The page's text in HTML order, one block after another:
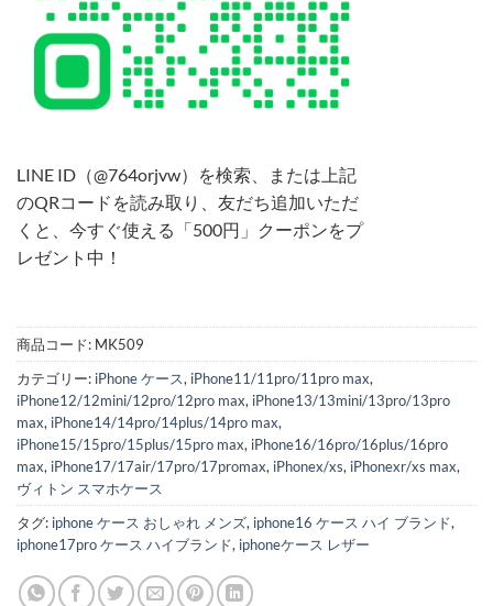
LINE ID（@764orjvw）を検索、または上記
のQRコードを読み取り、友だち追加いただ
くと、今すぐ使える「500円」クーポンをプ
レゼント中！
商品コード: MK509
カテゴリー: iPhone ケース, iPhone11/11pro/11pro max,
iPhone12/12mini/12pro/12pro max, iPhone13/13mini/13pro/13pro
max, iPhone14/14pro/14plus/14pro max,
iPhone15/15pro/15plus/15pro max, iPhone16/16pro/16plus/16pro
max, iPhone17/17air/17pro/17promax, iPhonex/xs, iPhonexr/xs max,
ヴィトン スマホケース
タグ: iphone ケース おしゃれ メンズ, iphone16 ケース ハイ ブランド,
iphone17pro ケース ハイブランド, iphoneケース レザー